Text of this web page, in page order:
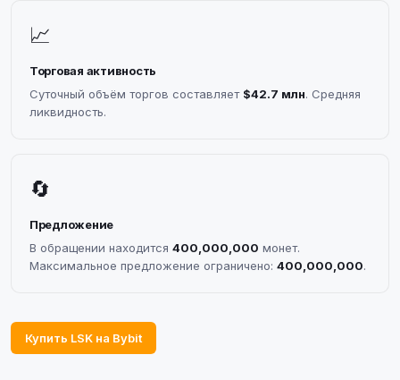
📈
Торговая активность
Суточный объём торгов составляет $42.7 млн. Средняя
ликвидность.
🔄
Предложение
В обращении находится 400,000,000 монет.
Максимальное предложение ограничено: 400,000,000.
Купить LSK на Bybit